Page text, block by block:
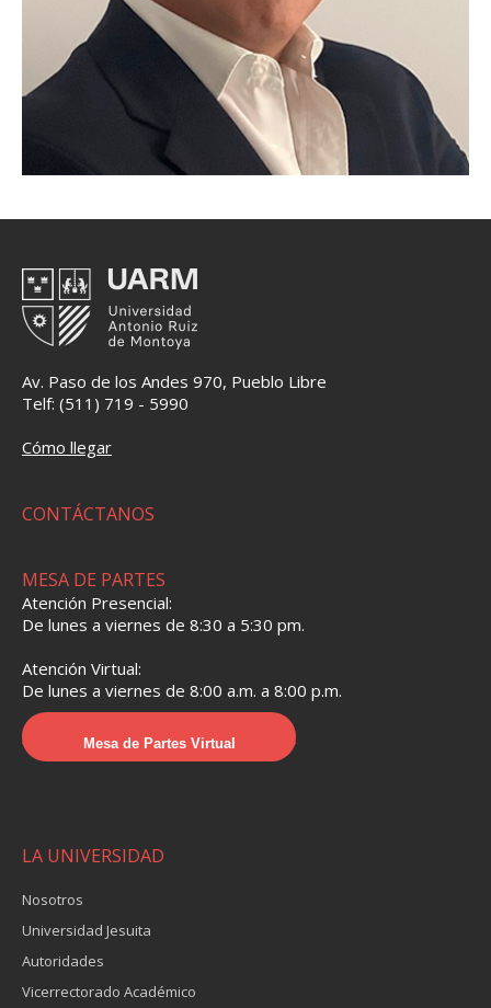
Av. Paso de los Andes 970, Pueblo Libre
Telf: (511) 719 - 5990
Cómo llegar
CONTÁCTANOS
MESA DE PARTES
Atención Presencial:
De lunes a viernes de 8:30 a 5:30 pm.
Atención Virtual:
De lunes a viernes de 8:00 a.m. a 8:00 p.m.
Mesa de Partes Virtual
LA UNIVERSIDAD
Nosotros
Universidad Jesuita
Autoridades
Vicerrectorado Académico